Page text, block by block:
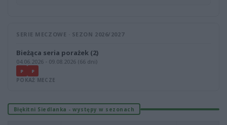
SERIE MECZOWE · SEZON 2026/2027
Bieżąca seria porażek (2)
04.06.2026 - 09.08.2026 (66 dni)
P P
POKAŻ MECZE
Błękitni Siedlanka - występy w sezonach